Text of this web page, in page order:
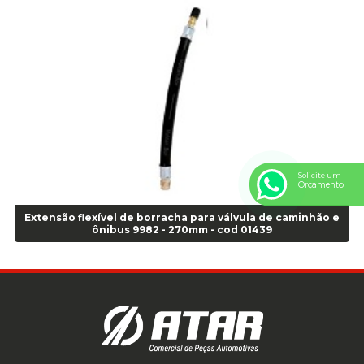
Anel Centralizador Peugeot 4pçs - Branco - Cod 01466
Anel Centralizador Renault 4pçs - Marrom - Cod 01467
Anel Centralizador Toyota 4pçs - Preto - Cod 01335
Anel Centralizador VW 4pçs - Laranja - Cod 00520
Anel de vedação Jumbo OR-224 TG - Cod: 03749
Anel de vedação Jumbo OR-449 Cod: 03752
Anel p/ montagem de pneu s/cam aro 22,5 - Cod 00166
Anel para Montagem do Pneu Sem Câmara Aro 24,5 - Cod 02935
Anel para Vedação OR 25 - Cod 01766
Anel para Vedação OR 325 - Cod 03390
Anel para Vedação OR 325 Nacional -Cod 01768
Anel para Vedação OR 329 - Cod 01769
Anel para Vedação OR 333 - Cod 01770
Anel para Vedação OR 339 - Cod 01772
Anel para Vedação OR 345 - Cod 01773
Anel para Vedação OR 451 - Cod 01775
Extensão flexível de borracha para válvula de caminhão e
ônibus 9982 - 270mm - cod 01439
Solicite um
Orçamento